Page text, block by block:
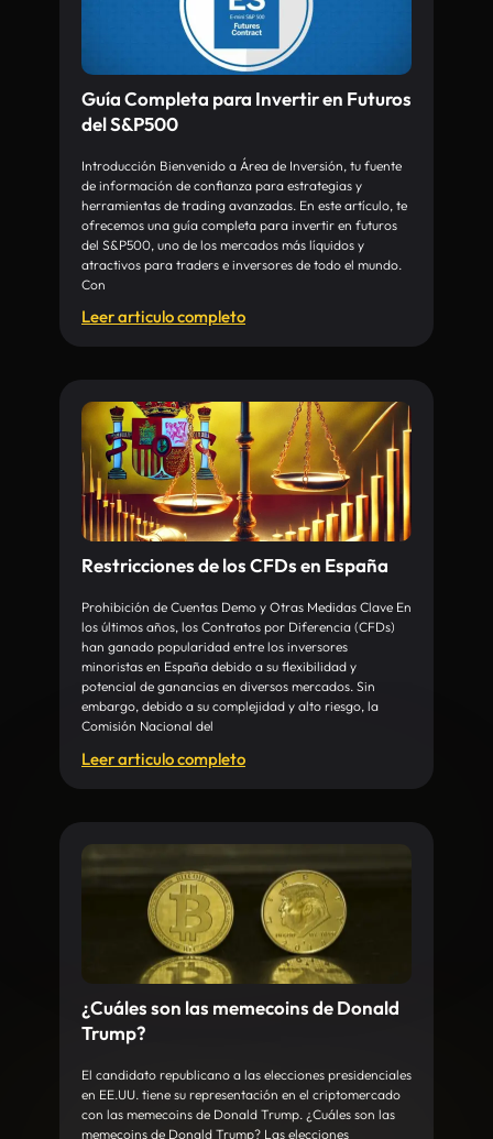
Guía Completa para Invertir en Futuros
del S&P500
Introducción Bienvenido a Área de Inversión, tu fuente
de información de confianza para estrategias y
herramientas de trading avanzadas. En este artículo, te
ofrecemos una guía completa para invertir en futuros
del S&P500, uno de los mercados más líquidos y
atractivos para traders e inversores de todo el mundo.
Con
Leer articulo completo
Restricciones de los CFDs en España
Prohibición de Cuentas Demo y Otras Medidas Clave En
los últimos años, los Contratos por Diferencia (CFDs)
han ganado popularidad entre los inversores
minoristas en España debido a su flexibilidad y
potencial de ganancias en diversos mercados. Sin
embargo, debido a su complejidad y alto riesgo, la
Comisión Nacional del
Leer articulo completo
¿Cuáles son las memecoins de Donald
Trump?
El candidato republicano a las elecciones presidenciales
en EE.UU. tiene su representación en el criptomercado
con las memecoins de Donald Trump. ¿Cuáles son las
memecoins de Donald Trump? Las elecciones